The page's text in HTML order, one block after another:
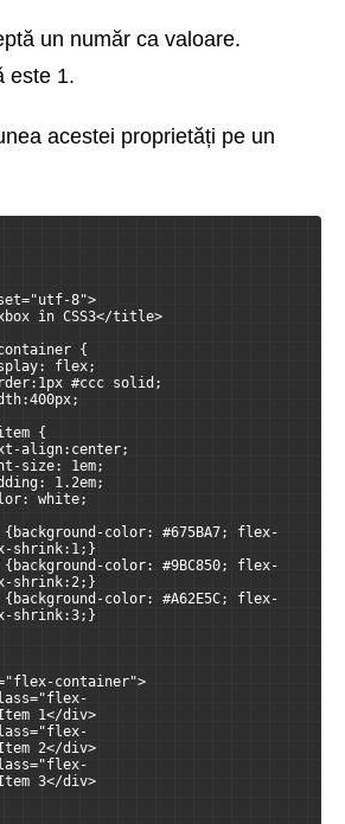
un număr ca valoare.
este 1.
acestei proprietăți pe un
8">
în CSS3</title>
{
flex;
#ccc solid;
{
1em;
color: #675BA7; flex-
shrink:1;}
color: #9BC850; flex-
shrink:2;}
color: #A62E5C; flex-
shrink:3;}
container">
1</div>
2</div>
3</div>